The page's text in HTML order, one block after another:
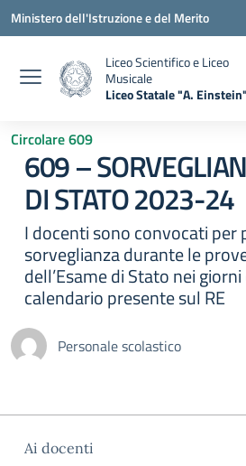
Vai ai contenuti
Vai al menu di navigazione
Vai al footer
Ministero dell'Istruzione e del Merito
Liceo Scientifico e Liceo
Musicale
Liceo Statale "A. Einstein"
Circolare 609
609 –
DI STATO 2023-24
I docenti sono convocati per
sorveglianza durante le
dell’Esame di Stato nei
calendario presente sul RE
Personale scolastico
Ai docenti